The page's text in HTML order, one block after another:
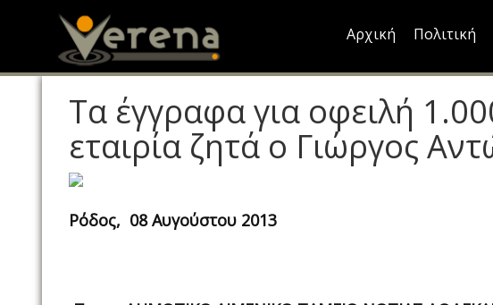
Αρχική Πολιτική
Τα έγγραφα για οφειλή
εταιρία ζητά ο Γιώργος
Ρόδος, 08 Αυγούστου 2013